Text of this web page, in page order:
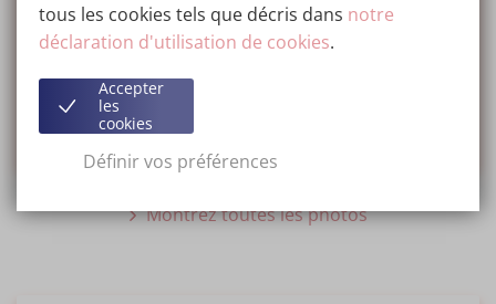
AVANT
Montrez toutes les photos
tous les cookies tels que décris dans notre
déclaration d'utilisation de cookies.
Accepter
les
cookies
Définir vos préférences